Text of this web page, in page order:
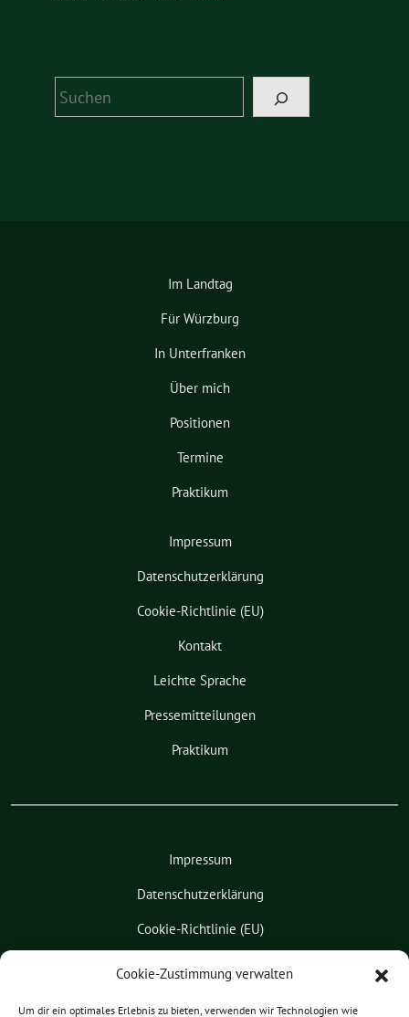
Cookie-Zustimmung verwalten
Um dir ein optimales Erlebnis zu bieten, verwenden wir Technologien wie
Suchen
Im Landtag
Für Würzburg
In Unterfranken
Über mich
Positionen
Termine
Praktikum
Impressum
Datenschutzerklärung
Cookie-Richtlinie (EU)
Kontakt
Leichte Sprache
Pressemitteilungen
Praktikum
Impressum
Datenschutzerklärung
Cookie-Richtlinie (EU)